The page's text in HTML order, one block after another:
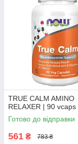
TRUE CALM AMINO
RELAXER | 90 vcaps
Готово до відправки
561 ₴ 783 ₴